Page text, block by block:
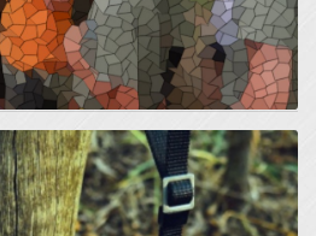
sklepnih dogodkov projekta
srečanje. Na njem se...